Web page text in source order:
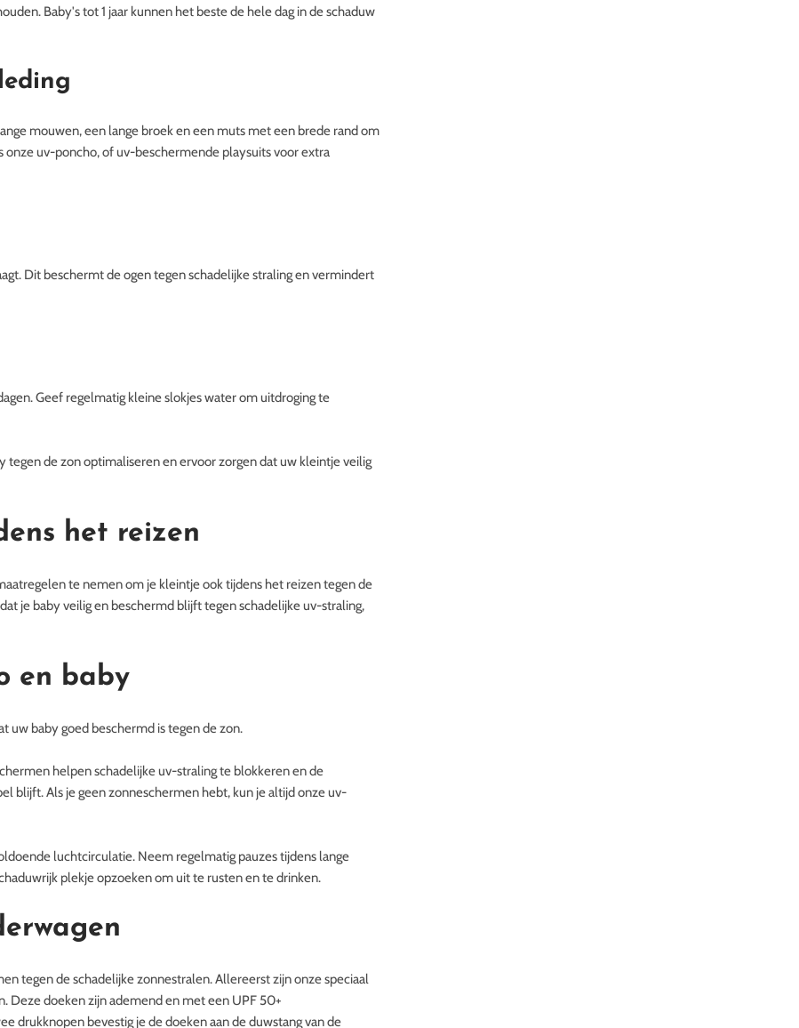
Baby's tot 1 jaar kunnen het beste de hele dag in de schaduw
mouwen, een lange broek en een muts met een brede rand om
uv-poncho, of uv-beschermende playsuits voor extra
Dit beschermt de ogen tegen schadelijke straling en vermindert
Geef regelmatig kleine slokjes water om uitdroging te
tegen de zon optimaliseren en ervoor zorgen dat uw kleintje veilig
het reizen
te nemen om je kleintje ook tijdens het reizen tegen de
je baby veilig en beschermd blijft tegen schadelijke uv-straling,
en baby
uw baby goed beschermd is tegen de zon.
helpen schadelijke uv-straling te blokkeren en de
blijft. Als je geen zonneschermen hebt, kun je altijd onze uv-
luchtcirculatie. Neem regelmatig pauzes tijdens lange
plekje opzoeken om uit te rusten en te drinken.
tegen de schadelijke zonnestralen. Allereerst zijn onze speciaal
Deze doeken zijn ademend en met een UPF 50+
drukknopen bevestig je de doeken aan de duwstang van de